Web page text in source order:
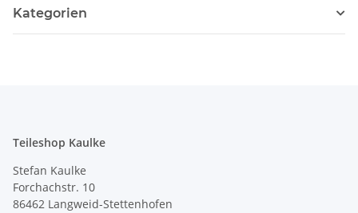
Kategorien
Teileshop Kaulke
Stefan Kaulke
Forchachstr. 10
86462 Langweid-Stettenhofen